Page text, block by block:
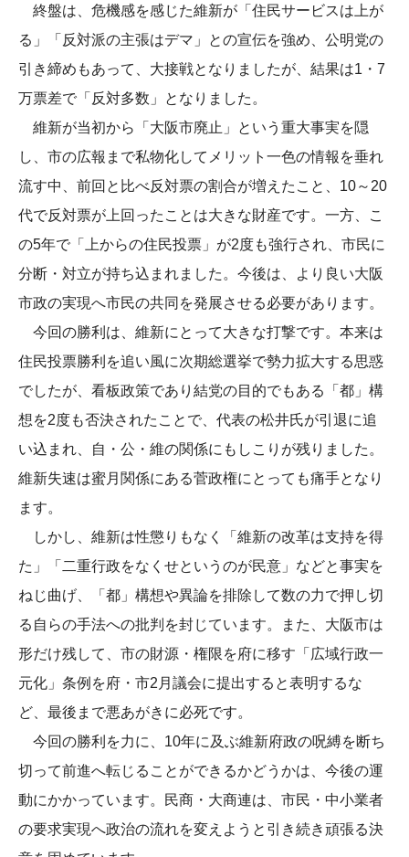
終盤は、危機感を感じた維新が「住民サービスは上が
る」「反対派の主張はデマ」との宣伝を強め、公明党の
引き締めもあって、大接戦となりましたが、結果は1・7
万票差で「反対多数」となりました。
維新が当初から「大阪市廃止」という重大事実を隠
し、市の広報まで私物化してメリット一色の情報を垂れ
流す中、前回と比べ反対票の割合が増えたこと、10～20
代で反対票が上回ったことは大きな財産です。一方、こ
の5年で「上からの住民投票」が2度も強行され、市民に
分断・対立が持ち込まれました。今後は、より良い大阪
市政の実現へ市民の共同を発展させる必要があります。
今回の勝利は、維新にとって大きな打撃です。本来は
住民投票勝利を追い風に次期総選挙で勢力拡大する思惑
でしたが、看板政策であり結党の目的でもある「都」構
想を2度も否決されたことで、代表の松井氏が引退に追
い込まれ、自・公・維の関係にもしこりが残りました。
維新失速は蜜月関係にある菅政権にとっても痛手となり
ます。
しかし、維新は性懲りもなく「維新の改革は支持を得
た」「二重行政をなくせというのが民意」などと事実を
ねじ曲げ、「都」構想や異論を排除して数の力で押し切
る自らの手法への批判を封じています。また、大阪市は
形だけ残して、市の財源・権限を府に移す「広域行政一
元化」条例を府・市2月議会に提出すると表明するな
ど、最後まで悪あがきに必死です。
今回の勝利を力に、10年に及ぶ維新府政の呪縛を断ち
切って前進へ転じることができるかどうかは、今後の運
動にかかっています。民商・大商連は、市民・中小業者
の要求実現へ政治の流れを変えようと引き続き頑張る決